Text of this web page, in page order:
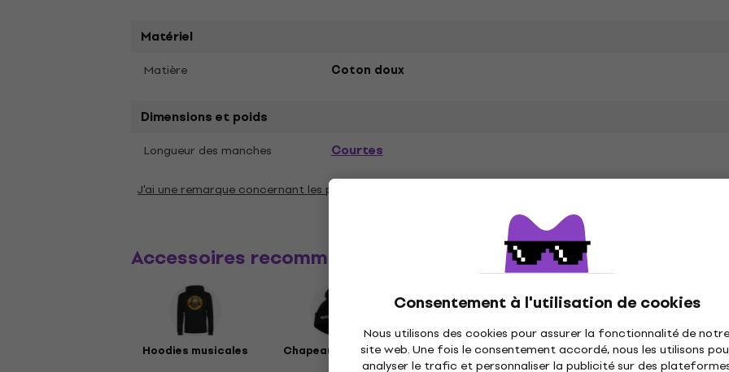
Consentement à l'utilisation de cookies
Nous utilisons des cookies pour assurer la fonctionnalité de notre
site web. Une fois le consentement accordé, nous les utilisons
analyser le trafic et personnaliser la publicité sur des
Matériel
Matière Coton doux
Dimensions et poids
Longueur des manches Courtes
J'ai une remarque concernant les paramètres
Accessoires recommandés
Hoodies musicales Chapeaux musique Disques vinyles Casquettes musique